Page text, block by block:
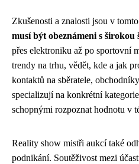
Zkušenosti a znalosti jsou v
musí být obeznámeni s širokou
přes elektroniku až po sportovní
trendy na trhu, vědět, kde a jak
kontaktů na sběratele,
specializují na konkrétní
schopnými rozpoznat hodnotu v
Reality show mistři aukcí také
podnikání. Soutěživost mezi